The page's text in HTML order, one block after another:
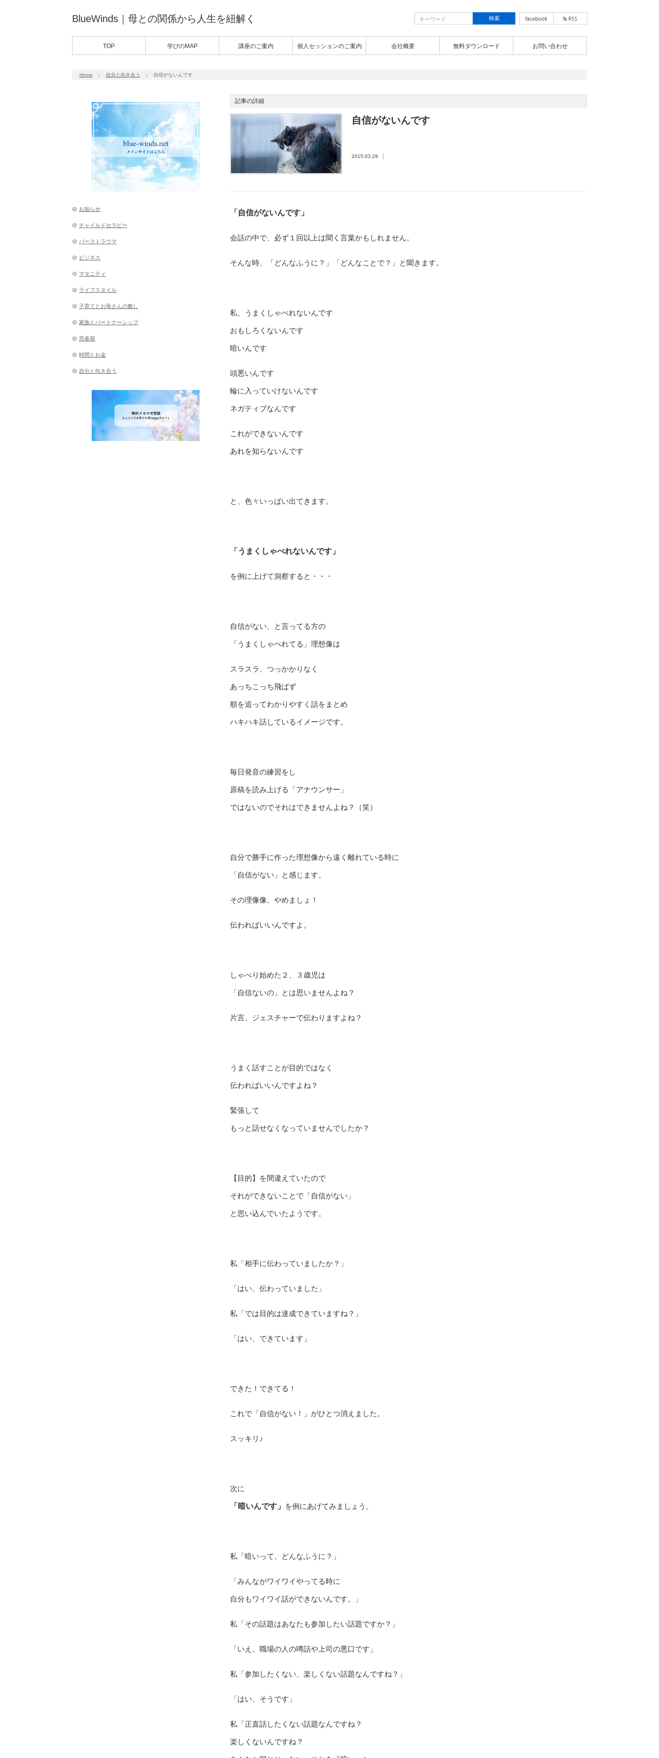
BlueWinds｜母との関係から人生を紐解く
TOP 学びのMAP 講座のご案内 個人セッションのご案内 会社概要 無料ダウンロード お問い合わせ
Home 自分と向き合う 自信がないんです
記事の詳細
自信がないんです
2015.03.29
「自信がないんです」
会話の中で、必ず１回以上は聞く言葉かもしれません。
そんな時、「どんなふうに？」「どんなことで？」と聞きます。
私、うまくしゃべれないんです
おもしろくないんです
暗いんです
頭悪いんです
輪に入っていけないんです
ネガティブなんです
これができないんです
あれを知らないんです
と、色々いっぱい出てきます。
「うまくしゃべれないんです」
を例に上げて洞察すると・・・
自信がない、と言ってる方の
「うまくしゃべれてる」理想像は
スラスラ、つっかかりなく
あっちこっち飛ばず
順を追ってわかりやすく話をまとめ
ハキハキ話しているイメージです。
毎日発音の練習をし
原稿を読み上げる「アナウンサー」
ではないのでそれはできませんよね？（笑）
自分で勝手に作った理想像から遠く離れている時に
「自信がない」と感じます。
その理像像、やめましょ！
伝わればいいんですよ。
しゃべり始めた２、３歳児は
「自信ないの」とは思いませんよね？
片言、ジェスチャーで伝わりますよね？
うまく話すことが目的ではなく
伝わればいいんですよね？
緊張して
もっと話せなくなっていませんでしたか？
【目的】を間違えていたので
それができないことで「自信がない」
と思い込んでいたようです。
私「相手に伝わっていましたか？」
「はい、伝わっていました」
私「では目的は達成できていますね？」
「はい、できています」
できた！できてる！
これで「自信がない！」がひとつ消えました。
スッキリ♪
次に
「暗いんです」 を例にあげてみましょう。
私「暗いって、どんなふうに？」
「みんながワイワイやってる時に
自分もワイワイ話ができないんです。」
私「その話題はあなたも参加したい話題ですか？」
「いえ、職場の人の噂話や上司の悪口です」
私「参加したくない、楽しくない話題なんですね？」
「はい、そうです」
私「正直話したくない話題なんですね？
楽しくないんですね？
お知らせ
チャイルドセラピー
バーストラウマ
ビジネス
マタニティ
ライフスタイル
子育てとお母さんの癒し
家族とパートナーシップ
思春期
時間とお金
自分と向き合う